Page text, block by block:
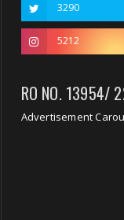
3290
5212
RO NO. 13954/
Advertisement